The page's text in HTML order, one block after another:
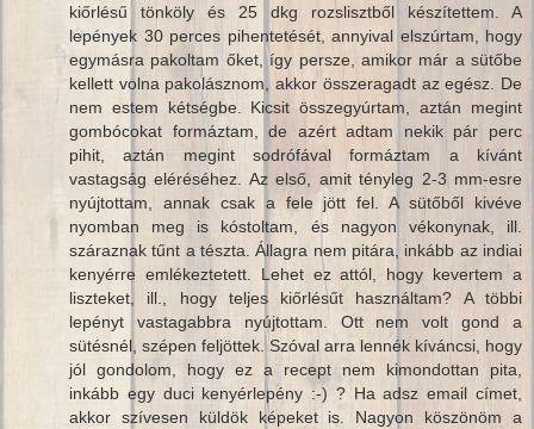
kiőrlésű tönköly és 25 dkg rozslisztből készítettem. A
lepények 30 perces pihentetését, annyival elszúrtam, hogy
egymásra pakoltam őket, így persze, amikor már a sütőbe
kellett volna pakolásznom, akkor összeragadt az egész. De
nem estem kétségbe. Kicsit összegyúrtam, aztán megint
gombócokat formáztam, de azért adtam nekik pár perc
pihit, aztán megint sodrófával formáztam a kívánt
vastagság eléréséhez. Az első, amit tényleg 2-3 mm-esre
nyújtottam, annak csak a fele jött fel. A sütőből kivéve
nyomban meg is kóstoltam, és nagyon vékonynak, ill.
száraznak tűnt a tészta. Állagra nem pitára, inkább az indiai
kenyérre emlékeztetett. Lehet ez attól, hogy kevertem a
liszteket, ill., hogy teljes kiőrlésűt használtam? A többi
lepényt vastagabbra nyújtottam. Ott nem volt gond a
sütésnél, szépen feljöttek. Szóval arra lennék kíváncsi, hogy
jól gondolom, hogy ez a recept nem kimondottan pita,
inkább egy duci kenyérlepény :-) ? Ha adsz email címet,
akkor szívesen küldök képeket is. Nagyon köszönöm a